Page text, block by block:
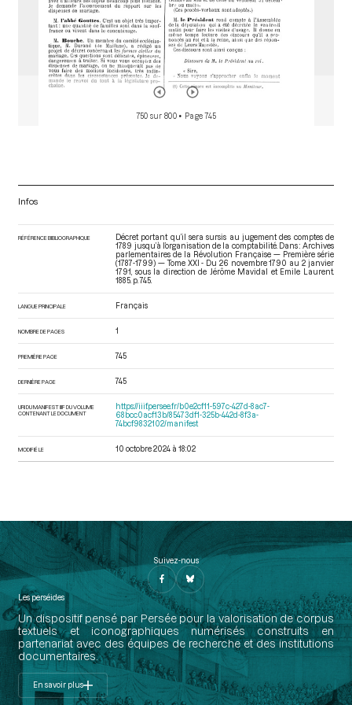
750 sur 800 • Page 745
Infos
RÉFÉRENCE BIBLIOGRAPHIQUE
Décret portant qu’il sera sursis au jugement des comptes de
1789 jusqu’à l’organisation de la comptabilité. Dans : Archives
parlementaires de la Révolution Française — Première série
(1787-1799) — Tome XXI - Du 26 novembre 1790 au 2 janvier
1791
, sous la direction de Jérôme Mavidal et Emile Laurent.
1885. p. 745.
LANGUE PRINCIPALE Français
NOMBRE DE PAGES 1
PREMIÈRE PAGE 745
DERNIÈRE PAGE 745
URI DU MANIFEST IIIF DU VOLUME
CONTENANT LE DOCUMENT
https://iiif.persee.fr/b0e2cf11-597c-427d-8ac7-
68bcc0acf13b/85473df1-325b-442d-8f3a-
74bcf9832102/manifest
MODIFIÉ LE 10 octobre 2024 à 18:02
Suivez-nous
Les perséides
Un dispositif pensé par Persée pour la valorisation de corpus
textuels et iconographiques numérisés construits en
partenariat avec des équipes de recherche et des institutions
documentaires.
En savoir plus